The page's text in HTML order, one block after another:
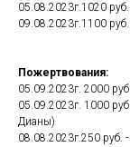
05.08.2023г.1020
09.08.2023г.1100 руб.
Пожертвования:
05.09.2023г. 2000
05.09.2023г. 1000
Дианы)
08.08.2023г.250 руб.